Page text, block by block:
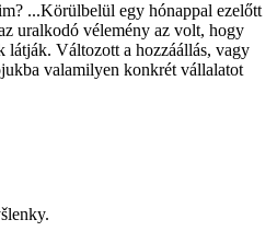
...Körülbelül egy hónappal ezelőtt
uralkodó vélemény az volt, hogy
látják. Változott a hozzáállás, vagy
valamilyen konkrét vállalatot